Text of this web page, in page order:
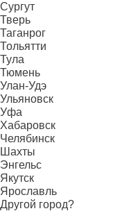
Сургут
Тверь
Таганрог
Тольятти
Тула
Тюмень
Улан-Удэ
Ульяновск
Уфа
Хабаровск
Челябинск
Шахты
Энгельс
Якутск
Ярославль
Другой город?